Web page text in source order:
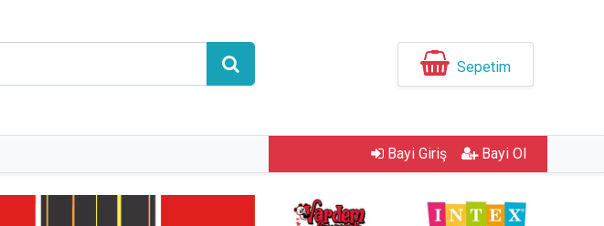
Sepetim
Bayi Giriş Bayi Ol